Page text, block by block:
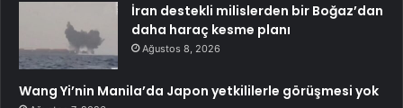
İran destekli milislerden bir Boğaz’dan
daha haraç kesme planı
Ağustos 8, 2026
Wang Yi’nin Manila’da Japon yetkililerle görüşmesi yok